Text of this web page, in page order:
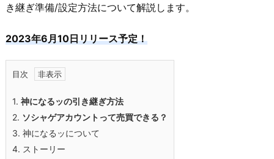
き継ぎ準備/設定方法について解説します。
2023年6月10日リリース予定！
目次
1. 神になるッの引き継ぎ方法
2. ソシャゲアカウントって売買できる？
3. 神になるッについて
4. ストーリー